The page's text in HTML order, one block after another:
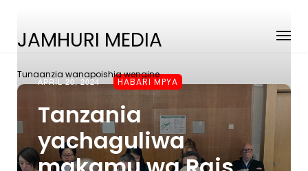
JAMHURI MEDIA
Tunaanzia wanapoishia wengine
APRIL 20, 2024 HABARI MPYA
Tanzania
yachaguliwa